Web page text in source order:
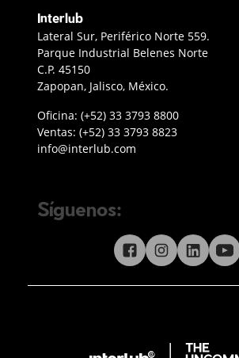
Interlub
Contacto Interlub
Lateral Sur, Periférico Norte 559.
Parque Industrial Belenes Norte
C.P. 45150
Zapopan, Jalisco, México.
Oficina: Teléfono oficina Guadalajara
(+52) 33 3793 8800
Ventas: Teléfono ventas
(+52) 33 3793 8823
Enviar correo a Interlub
info@interlub.com
Síguenos:
Síguenos en redes sociales